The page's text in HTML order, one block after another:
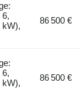
6,
kW),
86 500 €
6,
kW),
86 500 €